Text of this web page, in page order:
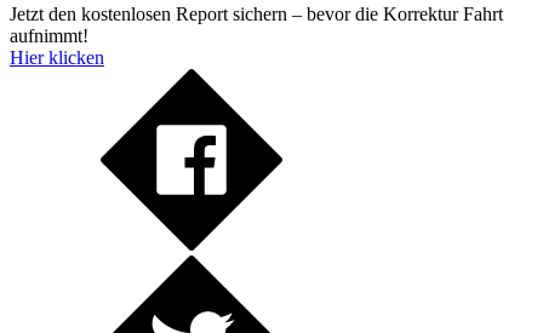
Jetzt den kostenlosen Report sichern – bevor die Korrektur Fahrt
aufnimmt!
Hier klicken